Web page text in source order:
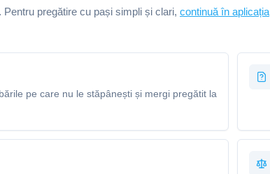
pregătire cu pași simpli și clari, continuă în aplicația
pe care nu le stăpânești și mergi pregătit la